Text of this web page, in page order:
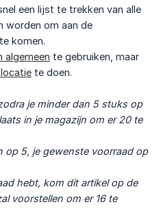
een lijst te trekken van alle
worden om aan de
komen.
algemeen te gebruiken, maar
te doen.
je minder dan 5 stuks op
in je magazijn om er 20 te
op 5, je gewenste voorraad op
hebt, kom dit artikel op de
voorstellen om er 16 te